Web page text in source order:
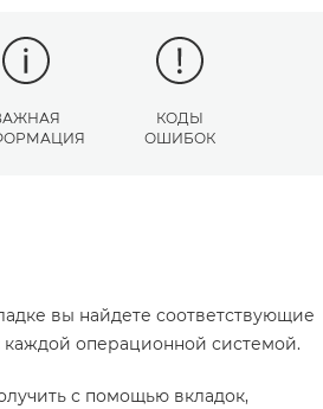
КОДЫ
ОШИБОК
вы найдете соответствующие
каждой операционной системой.
с помощью вкладок,